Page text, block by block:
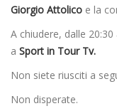
Giorgio Attolico e la
A chiudere, dalle
a Sport in Tour Tv.
Non siete riusciti a
Non disperate.